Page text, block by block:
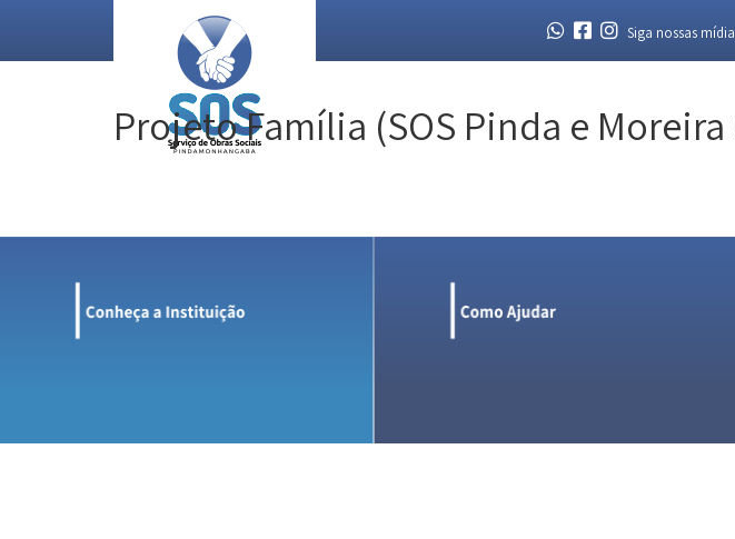
Siga nossas
Projeto Família (SOS Pinda e